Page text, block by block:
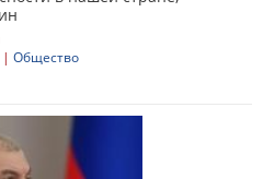
| Общество